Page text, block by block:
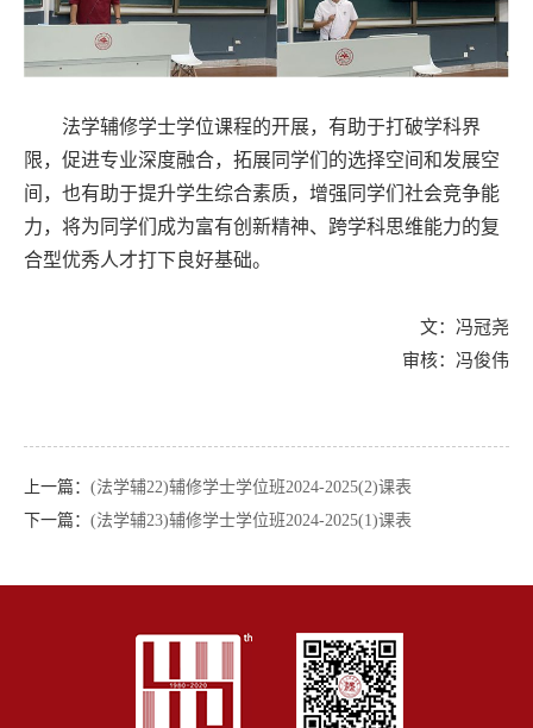
法学辅修学士学位课程的开展，有助于打破学科界
限，促进专业深度融合，拓展同学们的选择空间和发展空
间，也有助于提升学生综合素质，增强同学们社会竞争能
力，将为同学们成为富有创新精神、跨学科思维能力的复
合型优秀人才打下良好基础。
文：冯冠尧
审核：冯俊伟
上一篇： (法学辅22)辅修学士学位班2024-2025(2)课表
下一篇： (法学辅23)辅修学士学位班2024-2025(1)课表